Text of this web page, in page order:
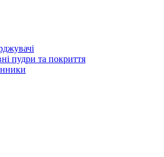
пудри та покриття